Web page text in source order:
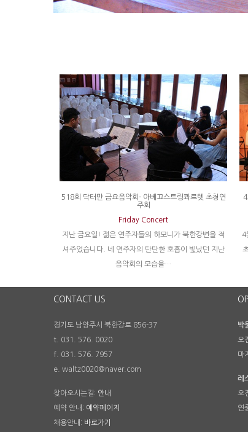
518회 닥터만 금요음악회- 아베끄스트링콰르텟 초청연
주회
Friday Concert
지난 금요일! 젊은 연주자들의 하모니가 북한강변을 적
셔주었습니다. 네 연주자의 탄탄한 호흡이 빛났던 지난
음악회의 모습을…
4
CONTACT US
경기도 남양주시 북한강로 856-37
t. 031. 576. 0020
f. 031. 576. 7957
e. waltz0020@naver.com
찾아오시는길: 안내
예약 안내: 예약페이지
채용안내: 바로가기
박
오
마
레
오
연